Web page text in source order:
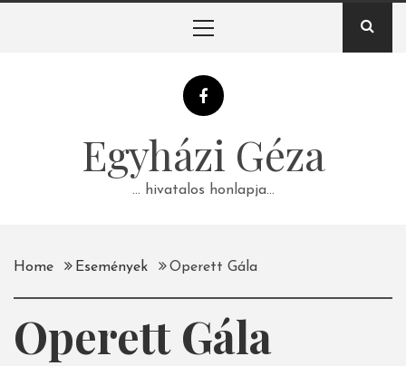
Egyházi Géza
… hivatalos honlapja…
Home Események Operett Gála
Operett Gála